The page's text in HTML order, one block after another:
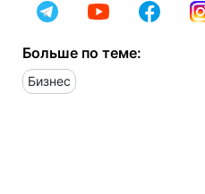
Больше по теме:
Бизнес